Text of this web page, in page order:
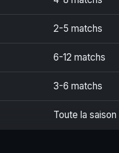
2-5 matchs
6-12 matchs
3-6 matchs
Toute la saison